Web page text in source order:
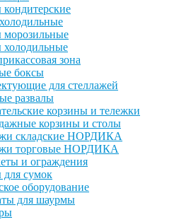
зона
боксы
для стеллажей
развалы
корзины и тележки
корзины и столы
складские НОРДИКА
торговые НОРДИКА
и ограждения
сумок
оборудование
для шаурмы